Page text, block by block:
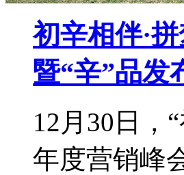
初辛相伴·
暨“辛”品发
12月30日，
年度营销峰